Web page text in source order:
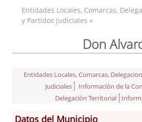
Entidades Locales, Comarcas,
y Partidos Judiciales »
Don
Entidades Locales, Comarcas,
Judiciales
Información de la
Delegación Territorial
Datos del Municipio